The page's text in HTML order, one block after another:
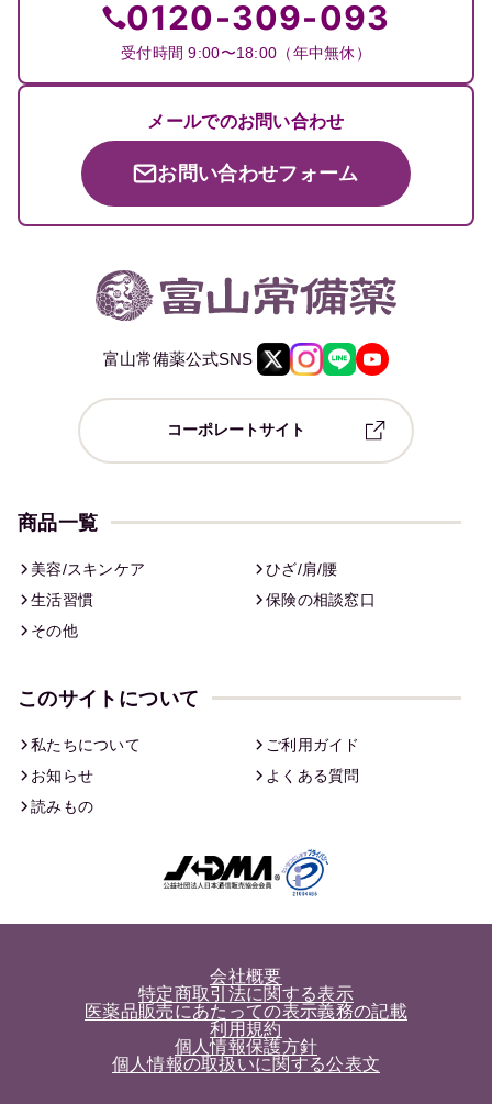
0120-309-093
受付時間 9:00〜18:00（年中無休）
メールでのお問い合わせ
お問い合わせフォーム
富山常備薬公式SNS
コーポレートサイト
商品一覧
美容/スキンケア
ひざ/肩/腰
生活習慣
保険の相談窓口
その他
このサイトについて
私たちについて
ご利用ガイド
お知らせ
よくある質問
読みもの
会社概要
特定商取引法に関する表示
医薬品販売にあたっての表示義務の記載
利用規約
個人情報保護方針
個人情報の取扱いに関する公表文